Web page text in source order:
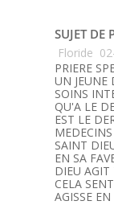
SUJET DE
Floride
PRIERE
UN JEUNE
SOINS
QU'A LE
EST LE
SAINT
EN SA
DIEU AGIT
CELA
AGISSE EN